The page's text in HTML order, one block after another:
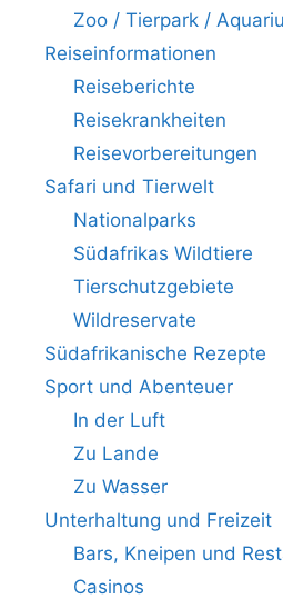
Zoo / Tierpark /
Reiseinformationen
Reiseberichte
Reisekrankheiten
Reisevorbereitungen
Safari und Tierwelt
Nationalparks
Südafrikas Wildtiere
Tierschutzgebiete
Wildreservate
Südafrikanische Rezepte
Sport und Abenteuer
In der Luft
Zu Lande
Zu Wasser
Unterhaltung und Freizeit
Bars, Kneipen und
Casinos